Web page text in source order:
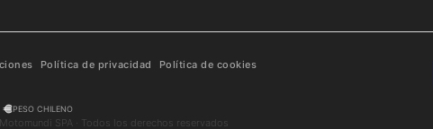
Política de privacidad Política de cookies
PESO CHILENO
SPA · Todos los derechos reservados